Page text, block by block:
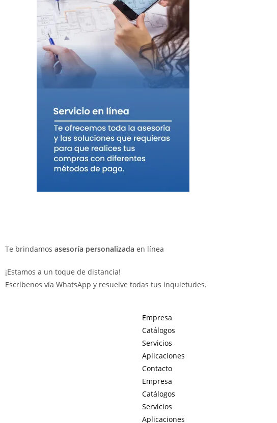
Te brindamos asesoría personalizada en línea
¡Estamos a un toque de distancia!
Escríbenos vía WhatsApp y resuelve todas tus inquietudes.
Empresa
Catálogos
Servicios
Aplicaciones
Contacto
Empresa
Catálogos
Servicios
Aplicaciones